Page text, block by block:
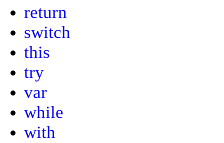
return
switch
this
try
var
while
with